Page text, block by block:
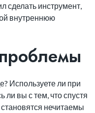
сделать инструмент,
внутреннюю
Используете ли при
ли вы с тем, что спустя
нечитаемы